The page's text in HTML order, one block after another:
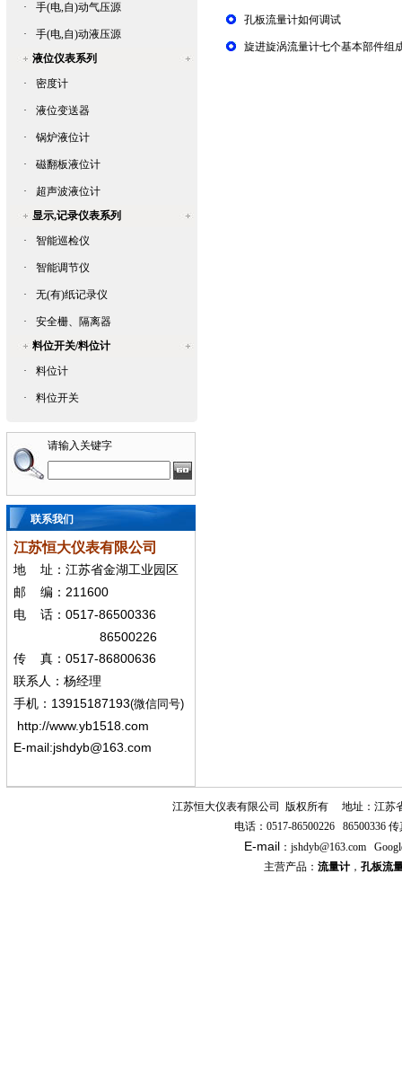
· 手(电,自)动气压源
·
手(电,自)动液压源
液位仪表系列
·
密度计
· 液位变送器
· 锅炉液位计
· 磁翻板液位计
·
超声波液位计
显示,记录仪表系列
·
智能巡检仪
· 智能调节仪
· 无(有)纸记录仪
·
安全栅、隔离器
料位开关/料位计
·
料位计
· 料位开关
请输入关键字
联系我们
江苏恒大仪表有限公司
地
址：江苏省金湖工业园区
邮
编： 211600
电 话： 0517-86500336
86500226
传 真： 0517-86800636
联系人：杨经理
手机 ： 13915187193(微信同号)
http://www.yb1518.com
E-mail:jshdyb@163.com
孔板流量计如何调试
旋进旋涡流量计七个基本部件组
江苏恒大仪表有限公司 版权所有
地址：江苏
电话： 0517-86500226 86500336 传
E-mail ： jshdyb@163.com
主营产品： 流量计， 孔板流